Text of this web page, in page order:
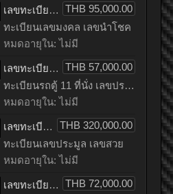
THB 95,000.00
เลขทะเบียน - ชล 545 จังหวัด : กรุงเทพมหานคร
ทะเบียนเลขมงคล เลขนำโชค
หมดอายุใน: ไม่มี
THB 57,000.00
เลขทะเบียนรถตู้ 11 ที่นั่ง 7575 ผลรวมดี 32 ทะเบียนประมูล เลขสวย เหมาะกับรถคุณ – 1นข 7575 จากกรมขนส่ง
ทะเบียนรถตู้ 11 ที่นั่ง เลขประมูล
หมดอายุใน: ไม่มี
THB 320,000.00
เลขทะเบียนรถ 3333 ทะเบียนประมูล เลขสวย เหมาะกับรถคุณ – 1ขถ 3333จากกรมขนส่ง
ทะเบียนเลขประมูล เลขสวย
หมดอายุใน: ไม่มี
THB 72,000.00
เลขทะเบียนรถ 5252 ผลรวมดี 23 ทะเบียนประมูล เลขสวย เหมาะกับรถคุณ – 1ขว 5252